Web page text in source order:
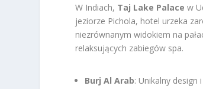
W Indiach, Taj Lake Palace w
jeziorze Pichola, hotel urzeka
niezrównanym widokiem na
relaksujących zabiegów spa.
Burj Al Arab: Unikalny design